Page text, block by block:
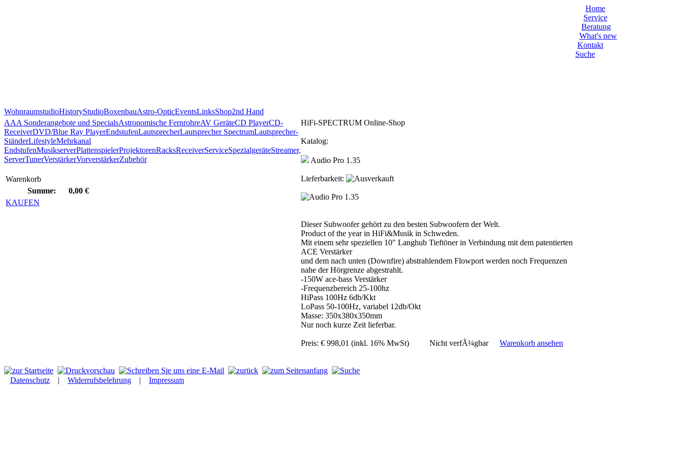
Home
Service
Beratung
What's new
Kontakt
Suche
WohnraumstudioHistoryStudioBoxenbauAstro-OpticEventsLinksShop2nd Hand
AAA Sonderangebote und SpecialsAstronomische FernrohreAV GeräteCD PlayerCD-
ReceiverDVD/Blue Ray PlayerEndstufenLautsprecherLautsprecher SpectrumLautsprecher-
StänderLifestyleMehrkanal
EndstufenMusikserverPlattenspielerProjektorenRacksReceiverServiceSpezialgeräteStreamer,
ServerTunerVerstärkerVorverstärkerZubehör
Warenkorb
Summe:
0,00 €
KAUFEN
HiFi-SPECTRUM Online-Shop
Katalog:
Audio Pro 1.35
Lieferbarkeit:
Dieser Subwoofer gehört zu den besten Subwoofern der Welt.
Product of the year in HiFi&Musik in Schweden.
Mit einem sehr speziellen 10" Langhub Tieftöner in Verbindung mit dem patentierten
ACE Verstärker
und dem nach unten (Downfire) abstrahlendem Flowport werden noch Frequenzen
nahe der Hörgrenze abgestrahlt.
-150W ace-bass Verstärker
-Frequenzbereich 25-100hz
HiPass 100Hz 6db/Kkt
LoPass 50-100Hz, variabel 12db/Okt
Masse: 350x380x350mm
Nur noch kurze Zeit lieferbar.
Preis: € 998,01 (inkl. 16% MwSt) Nicht verfÃ¼gbar Warenkorb ansehen
Datenschutz | Widerrufsbelehrung | Impressum